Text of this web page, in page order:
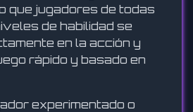
que jugadores de todas
de habilidad se
en la acción y
rápido y basado en
experimentado o